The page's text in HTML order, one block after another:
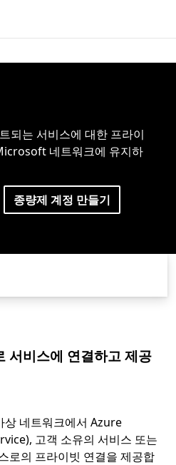
되는 서비스에 대한 프라이
네트워크에 유지하
종량제 계정 만들기
서비스에 연결하고 제공
네트워크에서 Azure
고객 소유의 서비스 또는
로의 프라이빗 연결을 제공합